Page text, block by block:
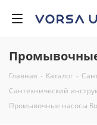
Главная - Каталог -
Сантехнический
Промывочные насосы